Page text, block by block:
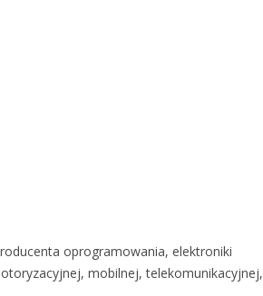
oprogramowania, elektroniki
mobilnej, telekomunikacyjnej,